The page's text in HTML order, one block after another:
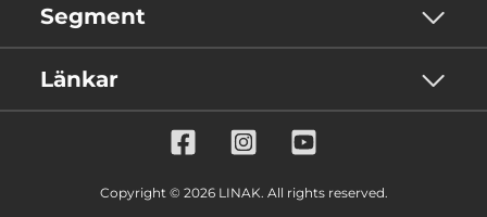
Segment
Länkar
Copyright © 2026 LINAK. All rights reserved.